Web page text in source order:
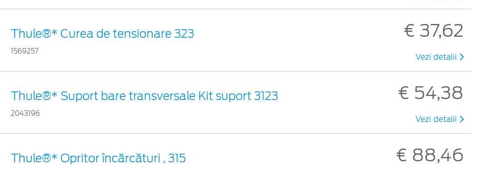
Thule®* Curea de tensionare 323
1569257
€ 37,62
Vezi detalii
Thule®* Suport bare transversale Kit suport 3123
2043196
€ 54,38
Vezi detalii
Thule®* Opritor încărcături , 315 € 88,46